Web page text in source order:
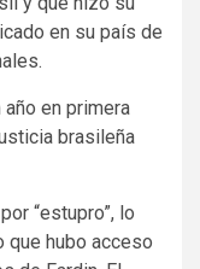
en su país de
en primera
brasileña
“estupro”, lo
que hubo acceso